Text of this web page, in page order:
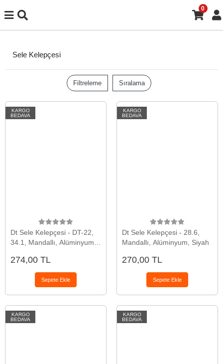
0
Sele Kelepçesi
Filtreleme Sıralama
KARGO
BEDAVA
Dt Sele Kelepçesi - DT-22,
34.1, Mandallı, Alüminyum,
274,00 TL
Sepete Ekle
KARGO
BEDAVA
Dt Sele Kelepçesi - 28.6,
Mandallı, Alüminyum, Siyah
270,00 TL
Sepete Ekle
KARGO
BEDAVA
KARGO
BEDAVA